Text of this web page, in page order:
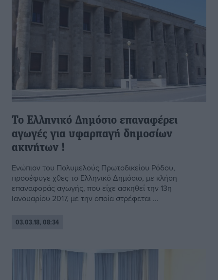
Το Ελληνικό Δημόσιο επαναφέρει
αγωγές για υφαρπαγή δημοσίων
ακινήτων !
Ενώπιον του Πολυμελούς Πρωτοδικείου Ρόδου,
προσέφυγε χθες το Ελληνικό Δημόσιο, με κλήση
επαναφοράς αγωγής, που είχε ασκηθεί την 13η
Ιανουαρίου 2017, με την οποία στρέφεται ...
03.03.18, 08:34